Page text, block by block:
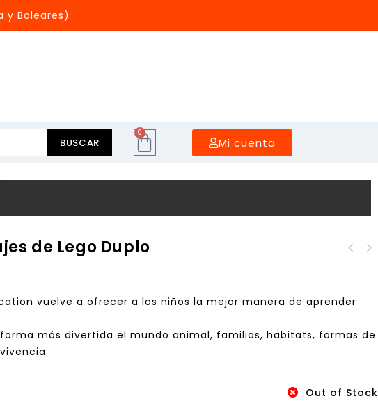
y Baleares)
BUSCAR
0
Mi cuenta
de Lego Duplo
vuelve a ofrecer a los niños la mejor manera de aprender
más divertida el mundo animal, familias, habitats, formas de
Out of Stock